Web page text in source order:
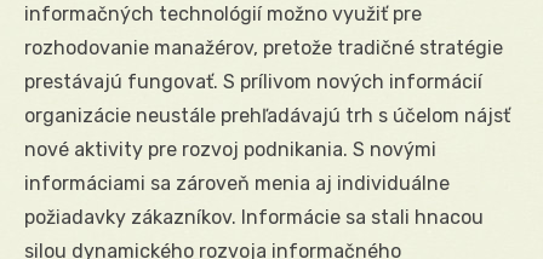
informačných technológií možno využiť pre
rozhodovanie manažérov, pretože tradičné stratégie
prestávajú fungovať. S prílivom nových informácií
organizácie neustále prehľadávajú trh s účelom nájsť
nové aktivity pre rozvoj podnikania. S novými
informáciami sa zároveň menia aj individuálne
požiadavky zákazníkov. Informácie sa stali hnacou
silou dynamického rozvoja informačného